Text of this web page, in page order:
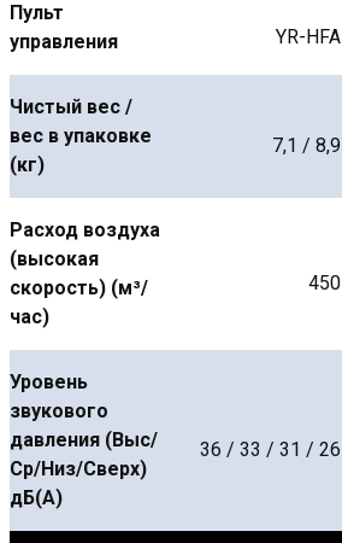
Пульт
управления
YR-HFA
Чистый вес /
вес в упаковке
(кг)
7,1 / 8,9
Расход воздуха
(высокая
скорость) (м³/
час)
450
Уровень
звукового
давления (Выс/
Ср/Низ/Сверх)
дБ(А)
36 / 33 / 31 / 26